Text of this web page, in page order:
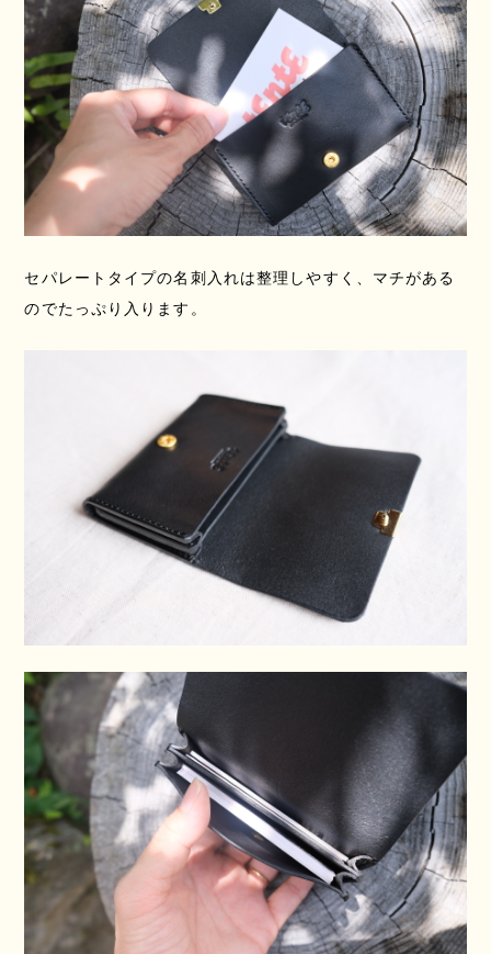
セパレートタイプの名刺入れは整理しやすく、マチがある
のでたっぷり入ります。